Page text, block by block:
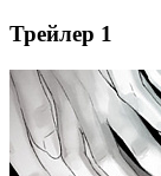
Трейлер 1